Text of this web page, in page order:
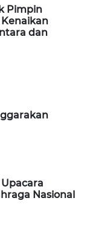
Pimpin
dan
Upacara
Nasional